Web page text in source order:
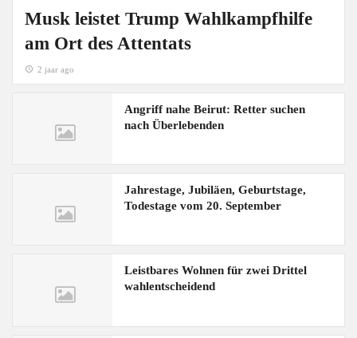
Musk leistet Trump Wahlkampfhilfe
am Ort des Attentats
2 jaar ago
Angriff nahe Beirut: Retter suchen
nach Überlebenden
Jahrestage, Jubiläen, Geburtstage,
Todestage vom 20. September
Leistbares Wohnen für zwei Drittel
wahlentscheidend